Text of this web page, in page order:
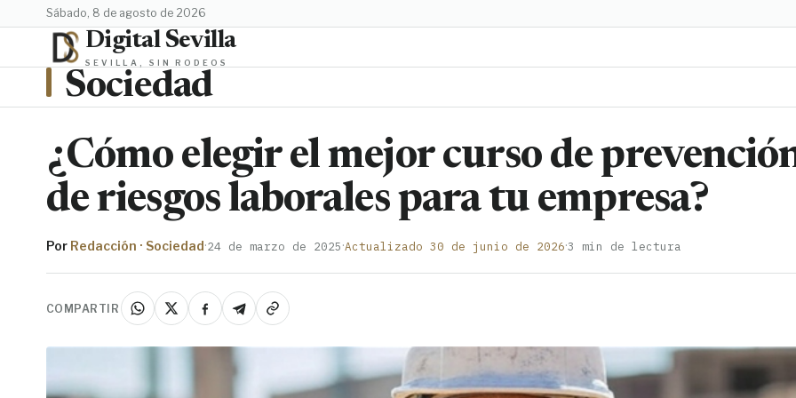
sábado, 8 de agosto de 2026
Digital Sevilla
SEVILLA, SIN RODEOS
Sociedad
¿Cómo elegir el mejor curso de
de riesgos laborales para tu empresa?
Por Redacción · Sociedad·24 de marzo de 2025·Actualizado 30 de junio de 2026·3 min de lectura
COMPARTIR